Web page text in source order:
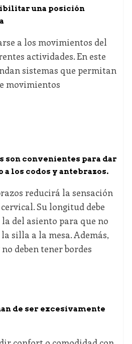
una posición
a los movimientos del
actividades. En este
sistemas que permitan
movimientos
son convenientes para dar
a los codos y antebrazos.
reducirá la sensación
Su longitud debe
del asiento para que no
silla a la mesa. Además,
deben tener bordes
de ser excesivamente